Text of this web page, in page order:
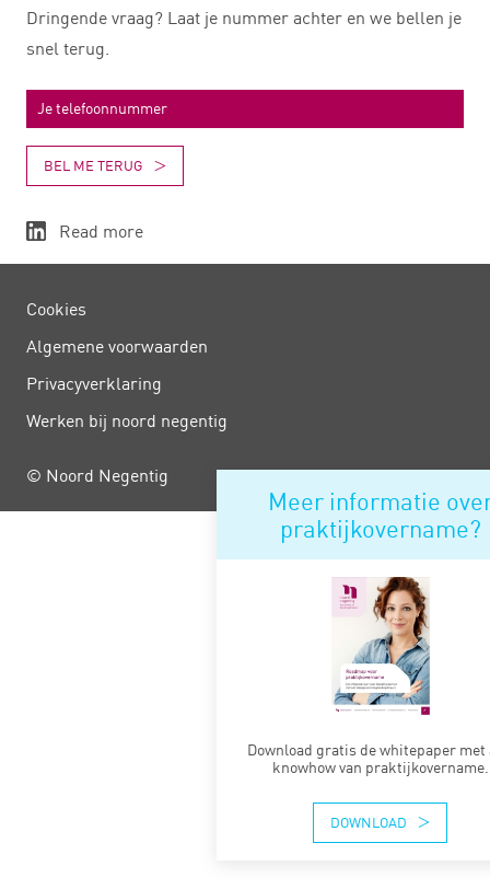
Meer informatie
praktijkovername?
Download gratis de whitepaper met
knowhow van praktijkovername.
DOWNLOAD
Dringende vraag? Laat je nummer achter en we bellen je
snel terug.
BEL ME TERUG
Read more
Cookies
Algemene voorwaarden
Privacy­verklaring
Werken bij noord negentig
© Noord Negentig